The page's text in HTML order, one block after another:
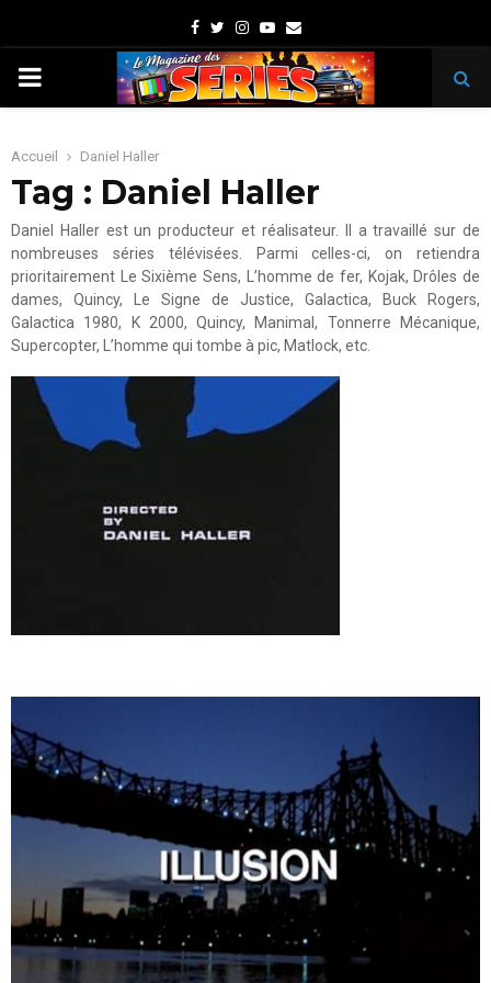
Facebook
TwitterInstagram
Youtube
Email
PRIMARY
Accueil Daniel Haller
Tag : Daniel Haller
Daniel Haller est un producteur et réalisateur. Il a travaillé sur de
nombreuses séries télévisées. Parmi celles-ci, on retiendra
prioritairement Le Sixième Sens, L’homme de fer, Kojak, Drôles de
dames, Quincy, Le Signe de Justice, Galactica, Buck Rogers,
Galactica 1980, K 2000, Quincy, Manimal, Tonnerre Mécanique,
Supercopter, L’homme qui tombe à pic, Matlock, etc.